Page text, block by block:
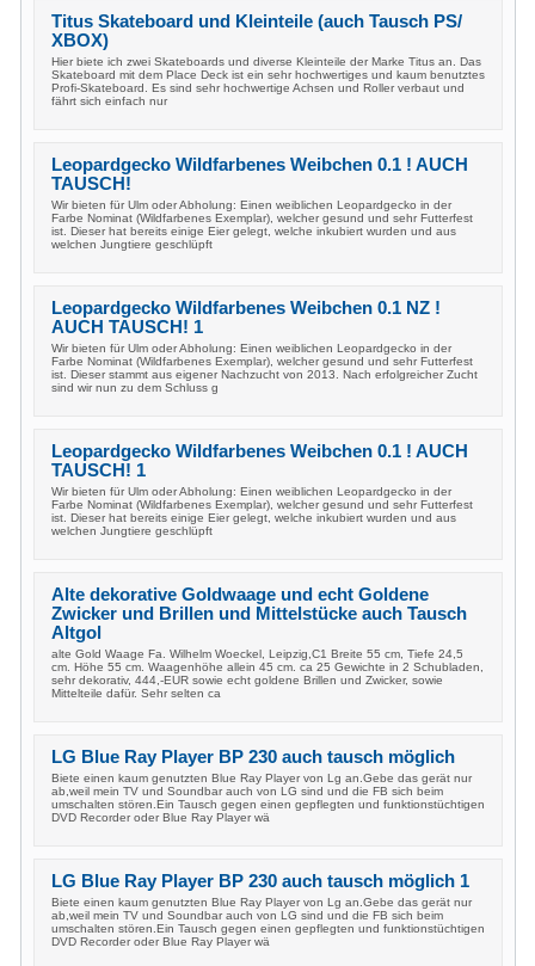
Titus Skateboard und Kleinteile (auch Tausch PS/
XBOX)
Hier biete ich zwei Skateboards und diverse Kleinteile der Marke Titus an. Das
Skateboard mit dem Place Deck ist ein sehr hochwertiges und kaum benutztes
Profi-Skateboard. Es sind sehr hochwertige Achsen und Roller verbaut und
fährt sich einfach nur
Leopardgecko Wildfarbenes Weibchen 0.1 ! AUCH
TAUSCH!
Wir bieten für Ulm oder Abholung: Einen weiblichen Leopardgecko in der
Farbe Nominat (Wildfarbenes Exemplar), welcher gesund und sehr Futterfest
ist. Dieser hat bereits einige Eier gelegt, welche inkubiert wurden und aus
welchen Jungtiere geschlüpft
Leopardgecko Wildfarbenes Weibchen 0.1 NZ !
AUCH TAUSCH! 1
Wir bieten für Ulm oder Abholung: Einen weiblichen Leopardgecko in der
Farbe Nominat (Wildfarbenes Exemplar), welcher gesund und sehr Futterfest
ist. Dieser stammt aus eigener Nachzucht von 2013. Nach erfolgreicher Zucht
sind wir nun zu dem Schluss g
Leopardgecko Wildfarbenes Weibchen 0.1 ! AUCH
TAUSCH! 1
Wir bieten für Ulm oder Abholung: Einen weiblichen Leopardgecko in der
Farbe Nominat (Wildfarbenes Exemplar), welcher gesund und sehr Futterfest
ist. Dieser hat bereits einige Eier gelegt, welche inkubiert wurden und aus
welchen Jungtiere geschlüpft
Alte dekorative Goldwaage und echt Goldene
Zwicker und Brillen und Mittelstücke auch Tausch
Altgol
alte Gold Waage Fa. Wilhelm Woeckel, Leipzig,C1 Breite 55 cm, Tiefe 24,5
cm. Höhe 55 cm. Waagenhöhe allein 45 cm. ca 25 Gewichte in 2 Schubladen,
sehr dekorativ, 444,-EUR sowie echt goldene Brillen und Zwicker, sowie
Mittelteile dafür. Sehr selten ca
LG Blue Ray Player BP 230 auch tausch möglich
Biete einen kaum genutzten Blue Ray Player von Lg an.Gebe das gerät nur
ab,weil mein TV und Soundbar auch von LG sind und die FB sich beim
umschalten stören.Ein Tausch gegen einen gepflegten und funktionstüchtigen
DVD Recorder oder Blue Ray Player wä
LG Blue Ray Player BP 230 auch tausch möglich 1
Biete einen kaum genutzten Blue Ray Player von Lg an.Gebe das gerät nur
ab,weil mein TV und Soundbar auch von LG sind und die FB sich beim
umschalten stören.Ein Tausch gegen einen gepflegten und funktionstüchtigen
DVD Recorder oder Blue Ray Player wä